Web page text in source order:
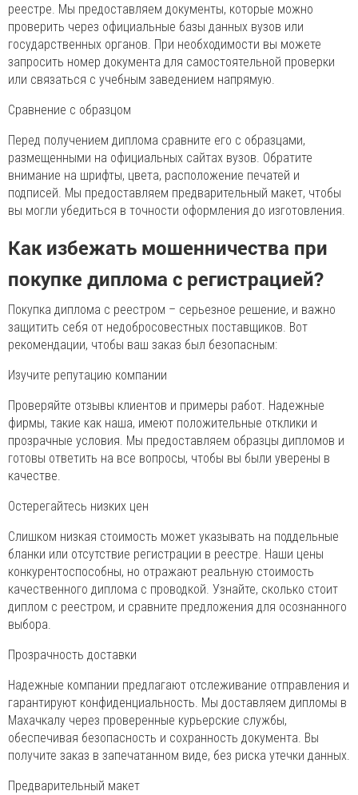
реестре. Мы предоставляем документы, которые можно
проверить через официальные базы данных вузов или
государственных органов. При необходимости вы можете
запросить номер документа для самостоятельной проверки
или связаться с учебным заведением напрямую.
Сравнение с образцом
Перед получением диплома сравните его с образцами,
размещенными на официальных сайтах вузов. Обратите
внимание на шрифты, цвета, расположение печатей и
подписей. Мы предоставляем предварительный макет, чтобы
вы могли убедиться в точности оформления до изготовления.
Как избежать мошенничества при
покупке диплома с регистрацией?
Покупка диплома с реестром – серьезное решение, и важно
защитить себя от недобросовестных поставщиков. Вот
рекомендации, чтобы ваш заказ был безопасным:
Изучите репутацию компании
Проверяйте отзывы клиентов и примеры работ. Надежные
фирмы, такие как наша, имеют положительные отклики и
прозрачные условия. Мы предоставляем образцы дипломов и
готовы ответить на все вопросы, чтобы вы были уверены в
качестве.
Остерегайтесь низких цен
Слишком низкая стоимость может указывать на поддельные
бланки или отсутствие регистрации в реестре. Наши цены
конкурентоспособны, но отражают реальную стоимость
качественного диплома с проводкой. Узнайте, сколько стоит
диплом с реестром, и сравните предложения для осознанного
выбора.
Прозрачность доставки
Надежные компании предлагают отслеживание отправления и
гарантируют конфиденциальность. Мы доставляем дипломы в
Махачкалу через проверенные курьерские службы,
обеспечивая безопасность и сохранность документа. Вы
получите заказ в запечатанном виде, без риска утечки данных.
Предварительный макет